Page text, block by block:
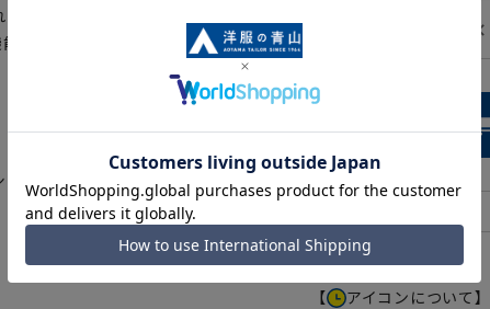
サイズ感。高通気機能(通常シ
で、猛暑でも涼しく快適なノ
ツ。進化した合成繊維ならで
✕
【 アイコンについて】